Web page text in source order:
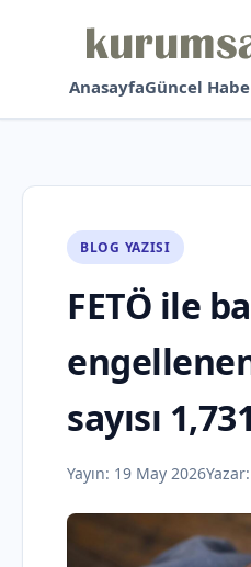
AnasayfaGüncel
BLOG YAZISI
FETÖ ile
sayısı
Yayın: 19 May 2026Yazar: